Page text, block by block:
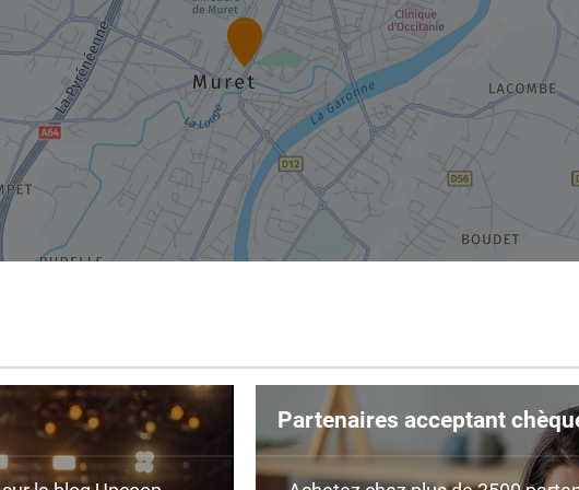
Partenaires acceptant